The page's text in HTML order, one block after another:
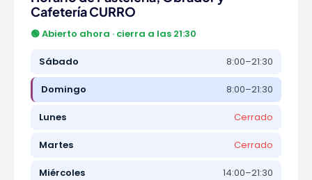
Cafetería CURRO
🟢 Abierto ahora · cierra a las 21:30
Sábado 8:00–21:30
Domingo 8:00–21:30
Lunes Cerrado
Martes Cerrado
Miércoles 14:00–21:30